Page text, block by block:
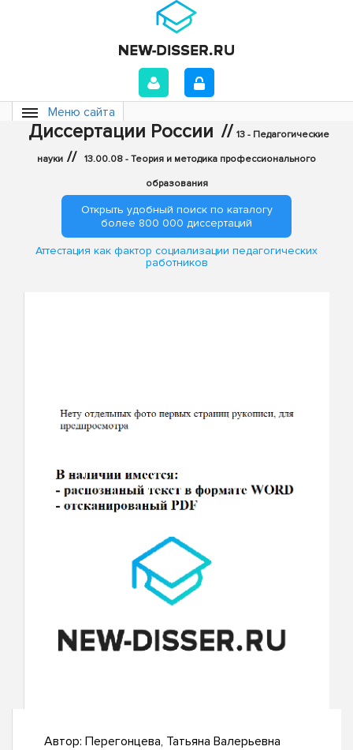
Меню сайта
Диссертации России // 13 - Педагогические
науки // 13.00.08 - Теория и методика профессионального
образования
Открыть удобный поиск по каталогу
более 800 000 диссертаций
Аттестация как фактор социализации педагогических
работников
Автор: Перегонцева, Татьяна Валерьевна